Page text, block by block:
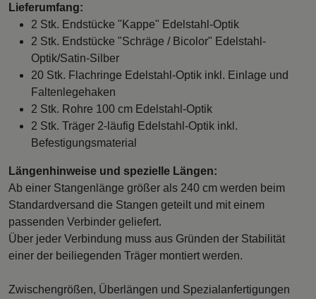
Lieferumfang:
2 Stk. Endstücke "Kappe" Edelstahl-Optik
2 Stk. Endstücke "Schräge / Bicolor" Edelstahl-
Optik/Satin-Silber
20 Stk. Flachringe Edelstahl-Optik inkl. Einlage und
Faltenlegehaken
2 Stk. Rohre 100 cm Edelstahl-Optik
2 Stk. Träger 2-läufig Edelstahl-Optik inkl.
Befestigungsmaterial
Längenhinweise und spezielle Längen:
Ab einer Stangenlänge größer als 240 cm werden beim
Standardversand die Stangen geteilt und mit einem
passenden Verbinder geliefert.
Über jeder Verbindung muss aus Gründen der Stabilität
einer der beiliegenden Träger montiert werden.
Zwischengrößen, Überlängen und Spezialanfertigungen